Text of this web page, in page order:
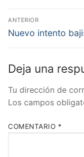
Navegación
de
ANTERIOR
Entrada
Nuevo intento
Deja una
Tu dirección de
Los campos
COMENTARIO *